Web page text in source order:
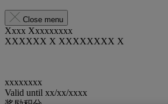
Close menu
Xxxx Xxxxxxxxx
XXXXXX X XXXXXXXX X
xxxxxxxx
Valid until xx/xx/xxxx